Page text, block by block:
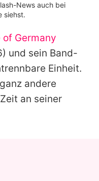
News auch bei
siehst.
of Germany
und sein Band-
Einheit.
andere
an seiner